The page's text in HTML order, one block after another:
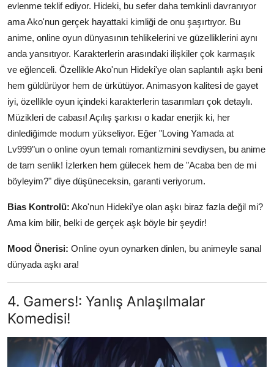
evlenme teklif ediyor. Hideki, bu sefer daha temkinli davranıyor
ama Ako'nun gerçek hayattaki kimliği de onu şaşırtıyor. Bu
anime, online oyun dünyasının tehlikelerini ve güzelliklerini aynı
anda yansıtıyor. Karakterlerin arasındaki ilişkiler çok karmaşık
ve eğlenceli. Özellikle Ako'nun Hideki'ye olan saplantılı aşkı beni
hem güldürüyor hem de ürkütüyor. Animasyon kalitesi de gayet
iyi, özellikle oyun içindeki karakterlerin tasarımları çok detaylı.
Müzikleri de cabası! Açılış şarkısı o kadar enerjik ki, her
dinlediğimde modum yükseliyor. Eğer "Loving Yamada at
Lv999"un o online oyun temalı romantizmini sevdiysen, bu anime
de tam senlik! İzlerken hem gülecek hem de "Acaba ben de mi
böyleyim?" diye düşüneceksin, garanti veriyorum.
Bias Kontrolü: Ako'nun Hideki'ye olan aşkı biraz fazla değil mi?
Ama kim bilir, belki de gerçek aşk böyle bir şeydir!
Mood Önerisi: Online oyun oynarken dinlen, bu animeyle sanal
dünyada aşkı ara!
4. Gamers!: Yanlış Anlaşılmalar
Komedisi!